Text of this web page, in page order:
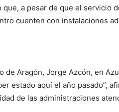
a pesar de que el servicio
cuenten con instalaciones
Aragón, Jorge Azcón, en
estado aquí el año pasado”,
de las administraciones